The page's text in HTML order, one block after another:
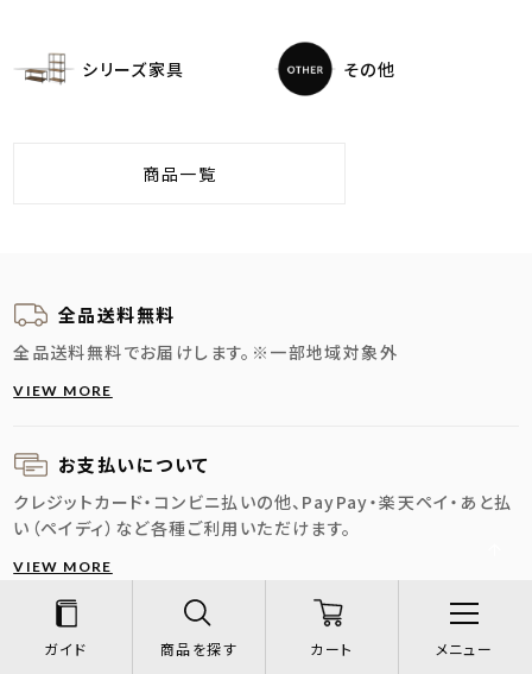
シリーズ家具 その他
商品一覧
全品送料無料
全品送料無料でお届けします。 ※一部地域対象外
VIEW MORE
お支払いについて
クレジットカード・コンビニ払いの他、PayPay・楽天ペイ・あと払
い（ペイディ）など各種ご利用いただけます。
VIEW MORE
納期・配送について